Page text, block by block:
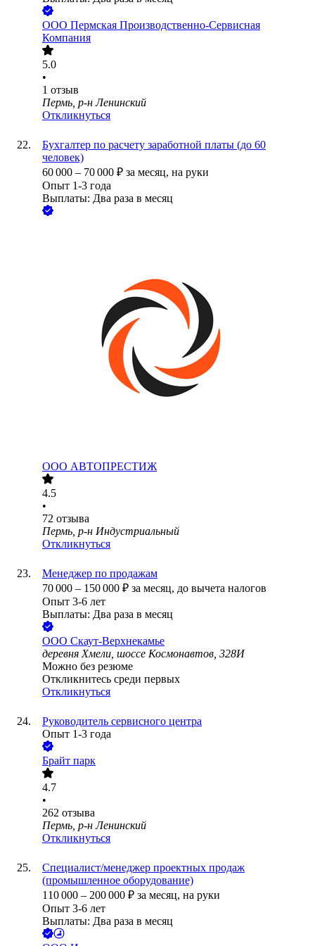
ООО Пермская Производственно-Сервисная
Компания
5.0
•
1 отзыв
Пермь, р-н Ленинский
Откликнуться
Бухгалтер по расчету заработной платы (до 60
человек)
60 000 – 70 000 ₽ за месяц, на руки
Опыт 1-3 года
Выплаты: Два раза в месяц
ООО АВТОПРЕСТИЖ
4.5
•
72 отзыва
Пермь, р-н Индустриальный
Откликнуться
Менеджер по продажам
70 000 – 150 000 ₽ за месяц, до вычета налогов
Опыт 3-6 лет
Выплаты: Два раза в месяц
ООО Скаут-Верхнекамье
деревня Хмели, шоссе Космонавтов, 328И
Можно без резюме
Откликнитесь среди первых
Откликнуться
Руководитель сервисного центра
Опыт 1-3 года
Брайт парк
4.7
•
262 отзыва
Пермь, р-н Ленинский
Откликнуться
Специалист/менеджер проектных продаж
(промышленное оборудование)
110 000 – 200 000 ₽ за месяц, на руки
Опыт 3-6 лет
Выплаты: Два раза в месяц